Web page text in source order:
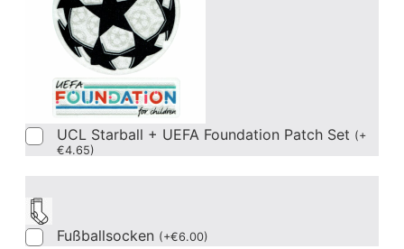
UCL Starball + UEFA Foundation Patch Set (+
€4.65)
Fußballsocken (+€6.00)